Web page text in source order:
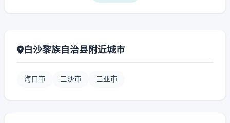
白沙黎族自治县附近城市
海口市 三沙市 三亚市